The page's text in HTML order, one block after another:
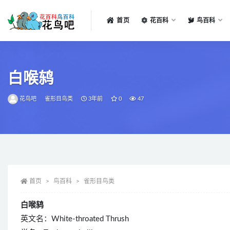
首页 花百科 鸟百科
白喉鸫
花鸟吧 雀形目鸟类 3年前 0 47
首页 鸟百科 雀形目鸟类
白喉鸫
英文名：White-throated Thrush